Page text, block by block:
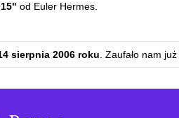
od Euler Hermes.
sierpnia 2006 roku . Zaufało nam już